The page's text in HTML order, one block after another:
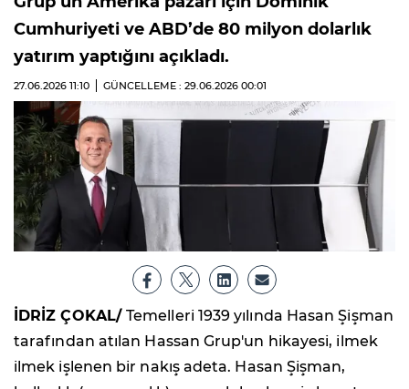
Cumhuriyeti ve ABD’de 80 milyon dolarlık
yatırım yaptığını açıkladı.
27.06.2026 11:10 GÜNCELLEME : 29.06.2026 00:01
İDRİZ ÇOKAL/Temelleri 1939 yılında Hasan Şişman
tarafından atılan Hassan Grup'un hikayesi, ilmek
ilmek işlenen bir nakış adeta. Hasan Şişman,